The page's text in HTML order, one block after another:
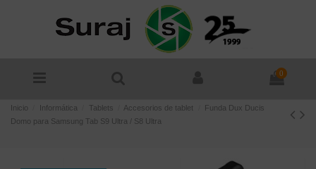
0
Inicio Informática Tablets Accesorios de tablet
Funda Dux Ducis
Domo para Samsung Tab S9 Ultra / S8 Ultra